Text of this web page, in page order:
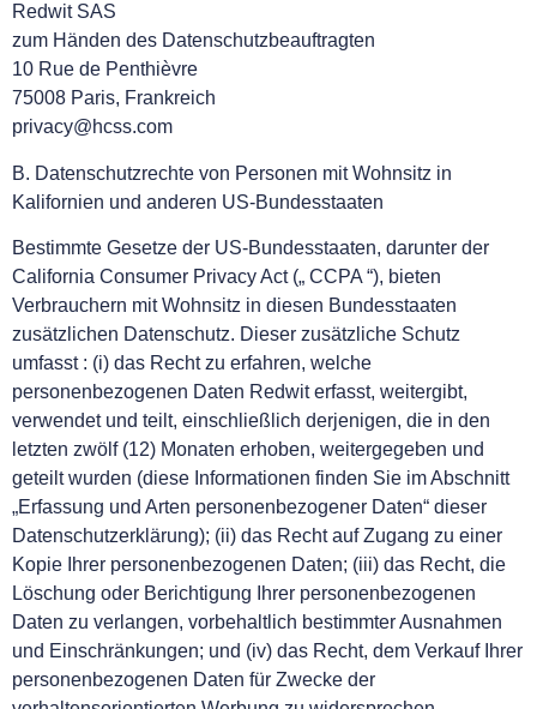
Redwit SAS
zum Händen des Datenschutzbeauftragten
10 Rue de Penthièvre
75008 Paris, Frankreich
privacy@hcss.com
B. Datenschutzrechte von Personen mit Wohnsitz in
Kalifornien und anderen US-Bundesstaaten
Bestimmte Gesetze der US-Bundesstaaten, darunter der
California Consumer Privacy Act („ CCPA “), bieten
Verbrauchern mit Wohnsitz in diesen Bundesstaaten
zusätzlichen Datenschutz. Dieser zusätzliche Schutz
umfasst : (i) das Recht zu erfahren, welche
personenbezogenen Daten Redwit erfasst, weitergibt,
verwendet und teilt, einschließlich derjenigen, die in den
letzten zwölf (12) Monaten erhoben, weitergegeben und
geteilt wurden (diese Informationen finden Sie im Abschnitt
„Erfassung und Arten personenbezogener Daten“ dieser
Datenschutzerklärung); (ii) das Recht auf Zugang zu einer
Kopie Ihrer personenbezogenen Daten; (iii) das Recht, die
Löschung oder Berichtigung Ihrer personenbezogenen
Daten zu verlangen, vorbehaltlich bestimmter Ausnahmen
und Einschränkungen; und (iv) das Recht, dem Verkauf Ihrer
personenbezogenen Daten für Zwecke der